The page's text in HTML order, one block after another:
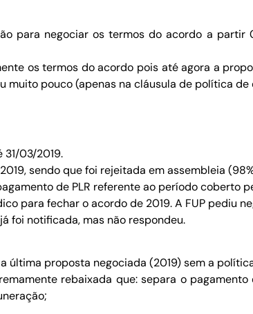
para negociar os termos do acordo a
os termos do acordo pois até agora a
muito pouco (apenas na cláusula de política de
03/2019.
sendo que foi rejeitada em assembleia
de PLR referente ao período coberto
para fechar o acordo de 2019. A FUP pediu
foi notificada, mas não respondeu.
última proposta negociada (2019) sem a
rebaixada que: separa o